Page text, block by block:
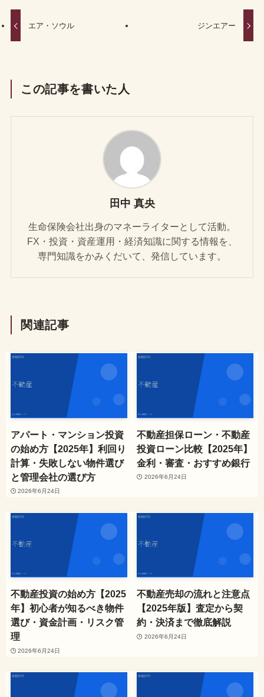
エア・ソウル ジンエアー
この記事を書いた人
田中 真央
生命保険会社出身のマネーライターとして活動。
FX・投資・資産運用・経済知識に関する情報を、
専門知識をかみくだいて、発信しています。
関連記事
アパート・マンション投資
の始め方【2025年】利回り
計算・失敗しない物件選び
と管理会社の選び方
2026年6月24日
不動産担保ローン・不動産
投資ローン比較【2025年】
金利・審査・おすすめ銀行
2026年6月24日
不動産投資の始め方【2025
年】初心者が知るべき物件
選び・資金計画・リスク管
理
2026年6月24日
不動産売却の流れと注意点
【2025年版】査定から契
約・決済まで徹底解説
2026年6月24日